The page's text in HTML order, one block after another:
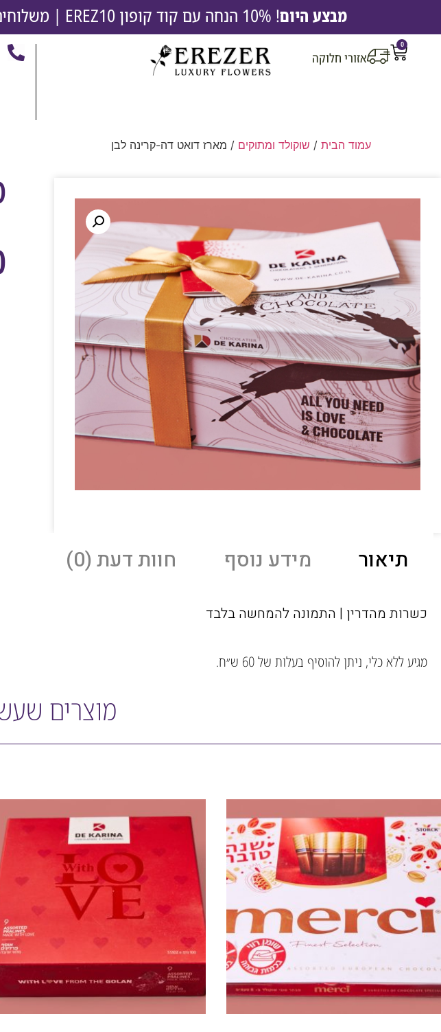
מבצע היום! 10% הנחה עם קוד קופון EREZ10 |
אזורי חלוקה
0
עמוד הבית / שוקולד ומתוקים / מארז דואט דה-קרינה לבן
תיאור מידע נוסף חוות דעת (0)
כשרות מהדרין | התמונה להמחשה בלבד
מגיע ללא כלי, ניתן להוסיף בעלות של 60 ש״ח.
מוצרים